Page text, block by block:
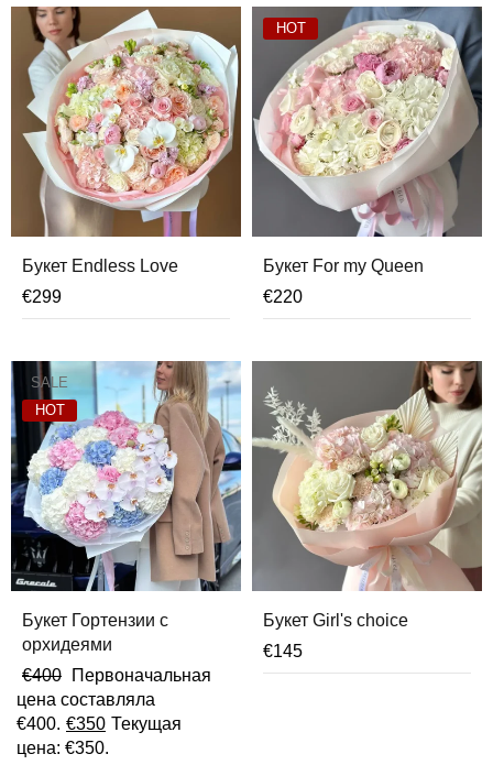
Букет Endless Love
€299
HOT
Букет For my Queen
€220
SALE
HOT
Букет Гортензии с
орхидеями
€400
Первоначальная
цена составляла
€400. €350 Текущая
цена: €350.
Букет Girl's choice
€145